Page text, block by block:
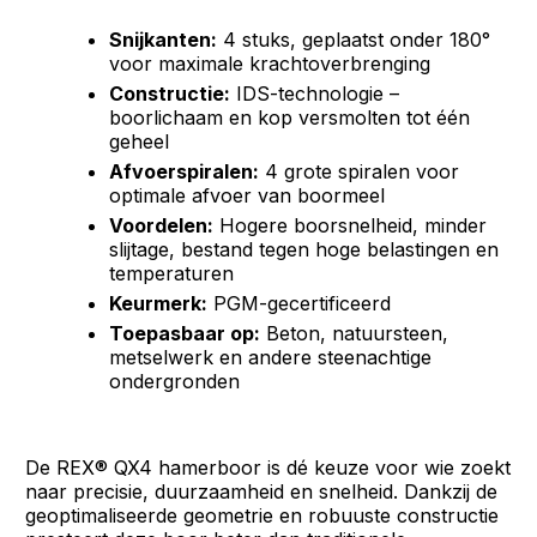
Snijkanten: 4 stuks, geplaatst onder 180°
voor maximale krachtoverbrenging
Constructie: IDS-technologie –
boorlichaam en kop versmolten tot één
geheel
Afvoerspiralen: 4 grote spiralen voor
optimale afvoer van boormeel
Voordelen: Hogere boorsnelheid, minder
slijtage, bestand tegen hoge belastingen en
temperaturen
Keurmerk: PGM-gecertificeerd
Toepasbaar op: Beton, natuursteen,
metselwerk en andere steenachtige
ondergronden
De REX® QX4 hamerboor is dé keuze voor wie zoekt
naar precisie, duurzaamheid en snelheid. Dankzij de
geoptimaliseerde geometrie en robuuste constructie